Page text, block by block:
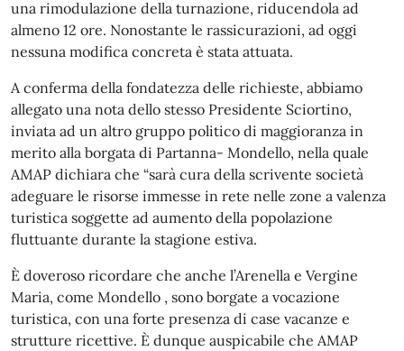
una rimodulazione della turnazione, riducendola ad
almeno 12 ore. Nonostante le rassicurazioni, ad oggi
nessuna modifica concreta è stata attuata.
A conferma della fondatezza delle richieste, abbiamo
allegato una nota dello stesso Presidente Sciortino,
inviata ad un altro gruppo politico di maggioranza in
merito alla borgata di Partanna- Mondello, nella quale
AMAP dichiara che “sarà cura della scrivente società
adeguare le risorse immesse in rete nelle zone a valenza
turistica soggette ad aumento della popolazione
fluttuante durante la stagione estiva.
È doveroso ricordare che anche l’Arenella e Vergine
Maria, come Mondello , sono borgate a vocazione
turistica, con una forte presenza di case vacanze e
strutture ricettive. È dunque auspicabile che AMAP